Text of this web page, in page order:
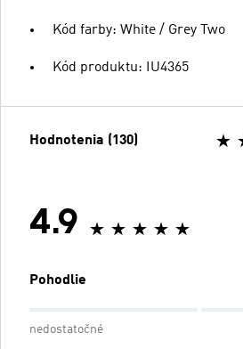
Kód farby: White / Grey Two
Kód produktu: IU4365
Hodnotenia (130)
4.9
Pohodlie
nedostatočné